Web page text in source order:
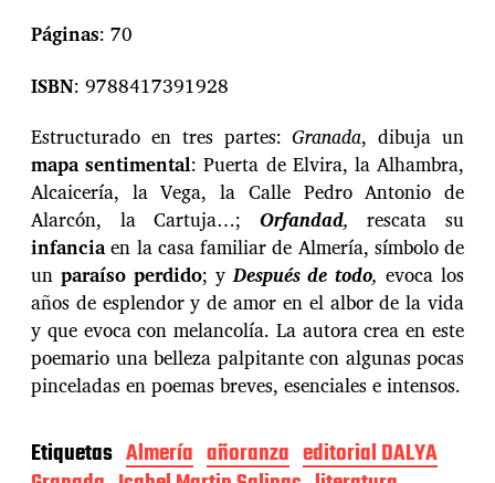
Páginas: 70
ISBN: 9788417391928
Estructurado en tres partes:Granada, dibuja un
mapa sentimental: Puerta de Elvira, la Alhambra,
Alcaicería, la Vega, la Calle Pedro Antonio de
Alarcón, la Cartuja…; Orfandad,rescata su
infanciaen la casa familiar de Almería, símbolo de
un paraíso perdido; yDespués de todo, evoca los
años de esplendor y de amor en el albor de la vida
y que evoca con melancolía. La autora crea en este
poemario una belleza palpitante con algunas pocas
pinceladas en poemas breves, esenciales e intensos.
Etiquetas Almería añoranza editorial DALYA